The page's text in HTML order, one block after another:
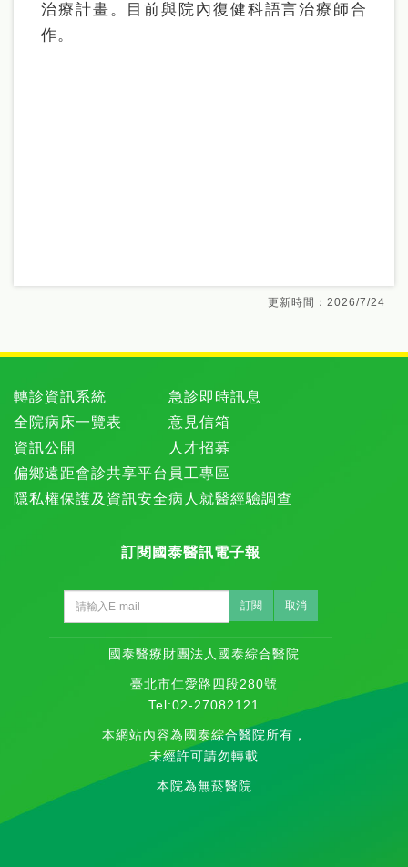
治療計畫。目前與院內復健科語言治療師合
作。
更新時間：2026/7/24
轉診資訊系統
急診即時訊息
全院病床一覽表
意見信箱
資訊公開
人才招募
偏鄉遠距會診共享平台 員工專區
隱私權保護及資訊安全病人就醫經驗調查
訂閱國泰醫訊電子報
訂閱 取消
國泰醫療財團法人國泰綜合醫院
臺北市仁愛路四段280號
Tel:02-27082121
本網站內容為國泰綜合醫院所有，
未經許可請勿轉載
本院為無菸醫院